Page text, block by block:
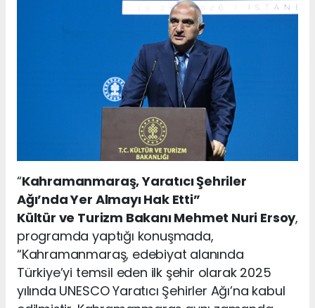
“Kahramanmaraş, Yaratıcı Şehriler
Ağı’nda Yer Almayı Hak Etti”
Kültür ve Turizm Bakanı Mehmet Nuri Ersoy,
programda yaptığı konuşmada,
“Kahramanmaraş, edebiyat alanında
Türkiye’yi temsil eden ilk şehir olarak 2025
yılında UNESCO Yaratıcı Şehirler Ağı’na kabul